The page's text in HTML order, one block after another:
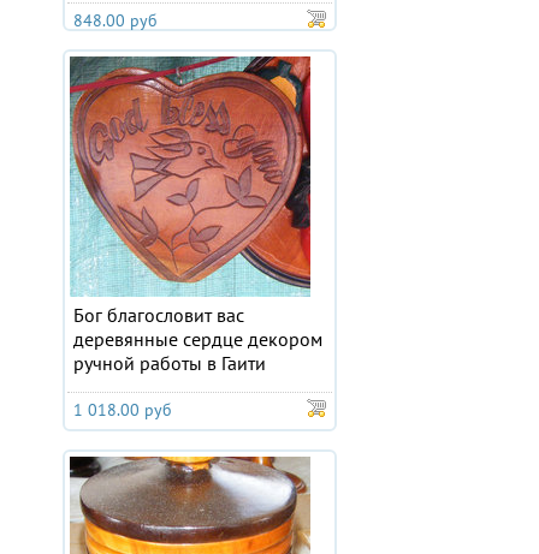
848.00 руб
Бог благословит вас
деревянные сердце декором
ручной работы в Гаити
1 018.00 руб